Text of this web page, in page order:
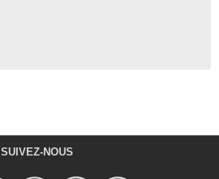
SUIVEZ-NOUS